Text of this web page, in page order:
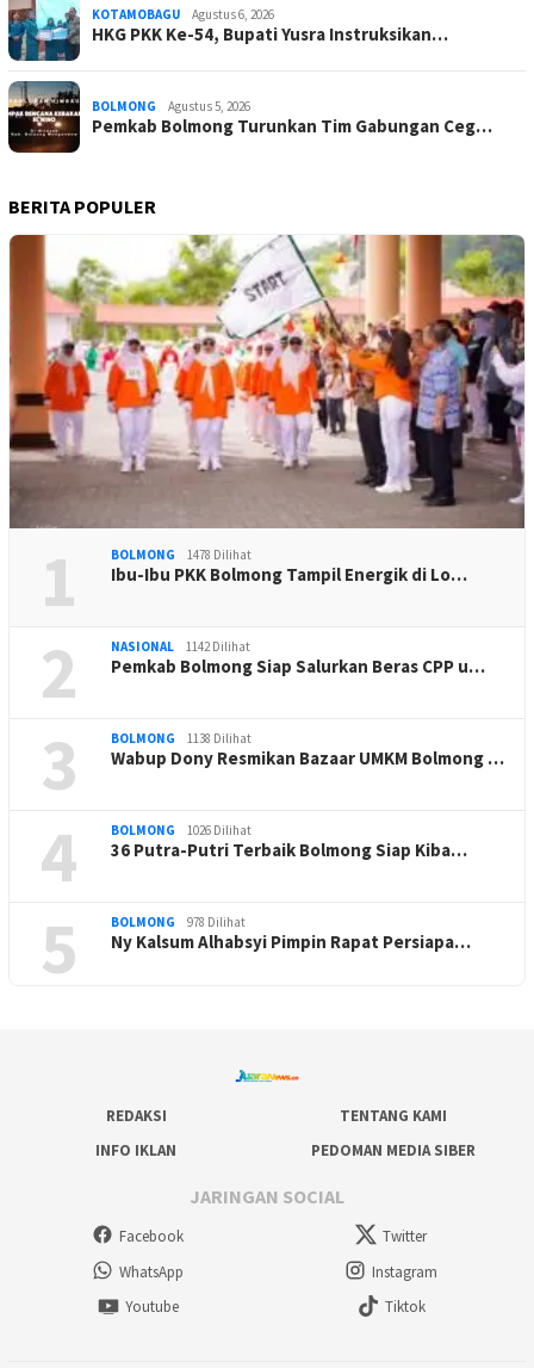
KOTAMOBAGU Agustus 6, 2026
HKG PKK Ke-54, Bupati Yusra Instruksikan…
BOLMONG Agustus 5, 2026
Pemkab Bolmong Turunkan Tim Gabungan Ceg…
BERITA POPULER
1 BOLMONG 1478 Dilihat
Ibu-Ibu PKK Bolmong Tampil Energik di Lo…
2 NASIONAL 1142 Dilihat
Pemkab Bolmong Siap Salurkan Beras CPP u…
3 BOLMONG 1138 Dilihat
Wabup Dony Resmikan Bazaar UMKM Bolmong …
4 BOLMONG 1026 Dilihat
36 Putra-Putri Terbaik Bolmong Siap Kiba…
5 BOLMONG 978 Dilihat
Ny Kalsum Alhabsyi Pimpin Rapat Persiapa…
REDAKSI
TENTANG KAMI
INFO IKLAN
PEDOMAN MEDIA SIBER
JARINGAN SOCIAL
Facebook
Twitter
WhatsApp
Instagram
Youtube
Tiktok